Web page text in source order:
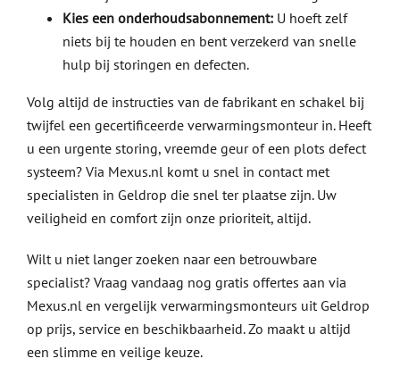
Kies een onderhoudsabonnement:U hoeft zelf
niets bij te houden en bent verzekerd van snelle
hulp bij storingen en defecten.
Volg altijd de instructies van de fabrikant en schakel bij
twijfel een gecertificeerde verwarmingsmonteur in. Heeft
u een urgente storing, vreemde geur of een plots defect
systeem? Via Mexus.nl komt u snel in contact met
specialisten in Geldrop die snel ter plaatse zijn. Uw
veiligheid en comfort zijn onze prioriteit, altijd.
Wilt u niet langer zoeken naar een betrouwbare
specialist? Vraag vandaag nog gratis offertes aan via
Mexus.nl en vergelijk verwarmingsmonteurs uit Geldrop
op prijs, service en beschikbaarheid. Zo maakt u altijd
een slimme en veilige keuze.